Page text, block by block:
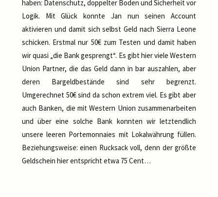
haben: Datenschutz, doppelter Boden und Sicherheit vor
Logik. Mit Glück konnte Jan nun seinen Account
aktivieren und damit sich selbst Geld nach Sierra Leone
schicken. Erstmal nur 50€ zum Testen und damit haben
wir quasi „die Bank gesprengt“. Es gibt hier viele Western
Union Partner, die das Geld dann in bar auszahlen, aber
deren Bargeldbestände sind sehr begrenzt.
Umgerechnet 50€ sind da schon extrem viel. Es gibt aber
auch Banken, die mit Western Union zusammenarbeiten
und über eine solche Bank konnten wir letztendlich
unsere leeren Portemonnaies mit Lokalwährung füllen.
Beziehungsweise: einen Rucksack voll, denn der größte
Geldschein hier entspricht etwa 75 Cent…